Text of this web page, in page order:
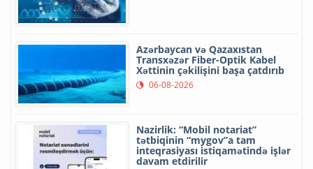
Azərbaycan və Qazaxıstan
Transxəzər Fiber-Optik Kabel
Xəttinin çəkilişini başa çatdırıb
06-08-2026
Nazirlik: “Mobil notariat”
tətbiqinin “mygov”a tam
inteqrasiyası istiqamətində işlər
davam etdirilir